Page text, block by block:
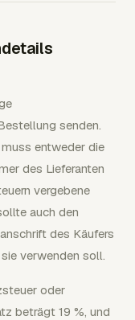
senden.
entweder die
des Lieferanten
vergebene
auch den
des Käufers
verwenden soll.
oder
beträgt 19 %, und